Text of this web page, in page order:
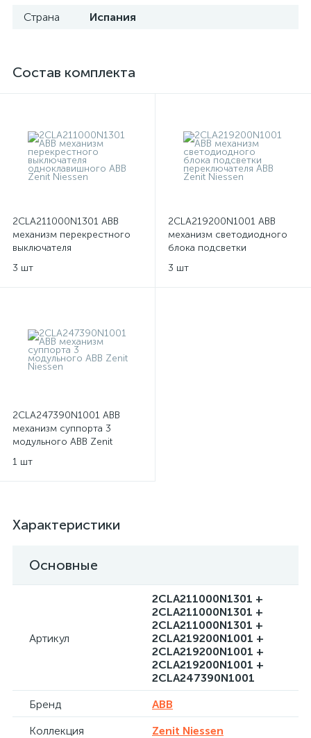
Страна
Испания
Состав комплекта
2CLA211000N1301 ABB
механизм перекрестного
выключателя
Niessen
3 шт
2CLA219200N1001 ABB
механизм светодиодного
блока подсветки
Niessen
3 шт
2CLA247390N1001 ABB
механизм суппорта 3
модульного ABB Zenit
1 шт
Характеристики
Основные
Артикул
2CLA211000N1301 +
2CLA211000N1301 +
2CLA211000N1301 +
2CLA219200N1001 +
2CLA219200N1001 +
2CLA219200N1001 +
2CLA247390N1001
Бренд
ABB
Коллекция
Zenit Niessen